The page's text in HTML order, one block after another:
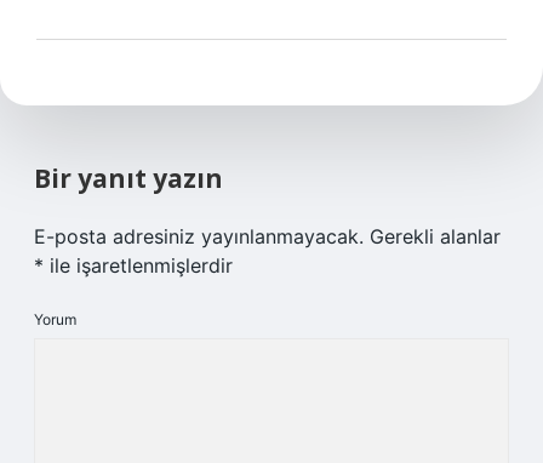
Bir yanıt yazın
E-posta adresiniz yayınlanmayacak. Gerekli alanlar
* ile işaretlenmişlerdir
Yorum